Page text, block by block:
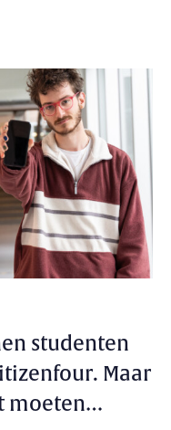
studenten
Maar
moeten